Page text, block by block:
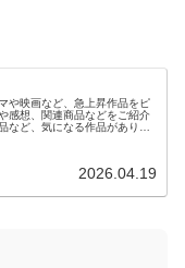
や映画など、急上昇作品をピ
感想、関連商品などをご紹介
など、気になる作品がありま
2026.04.19